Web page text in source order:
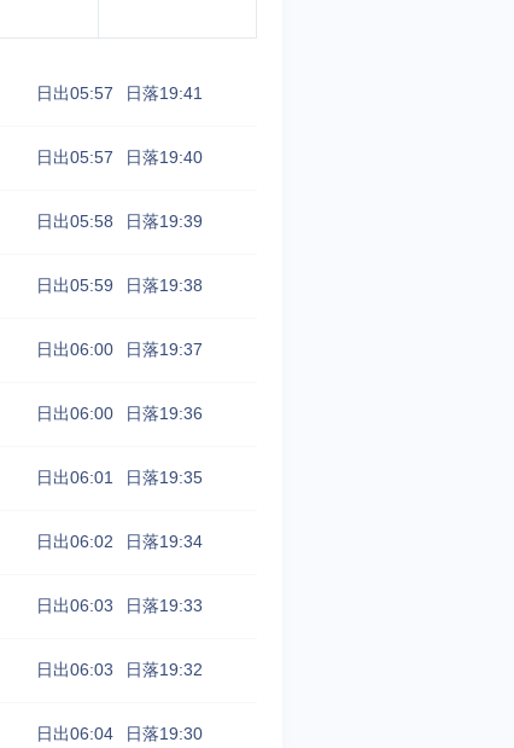
日出05:57 日落19:41
日出05:57 日落19:40
日出05:58 日落19:39
日出05:59 日落19:38
日出06:00 日落19:37
日出06:00 日落19:36
日出06:01 日落19:35
日出06:02 日落19:34
日出06:03 日落19:33
日出06:03 日落19:32
日出06:04 日落19:30